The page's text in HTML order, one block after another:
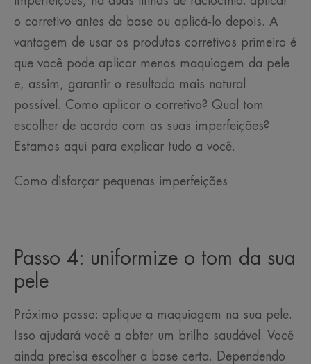
o corretivo antes da base ou aplicá-lo depois. A
vantagem de usar os produtos corretivos primeiro é
que você pode aplicar menos maquiagem da pele
e, assim, garantir o resultado mais natural
possível. Como aplicar o corretivo? Qual tom
escolher de acordo com as suas imperfeições?
Estamos aqui para explicar tudo a você.
Como disfarçar pequenas imperfeições
Passo 4: uniformize o tom da sua
pele
Próximo passo: aplique a maquiagem na sua pele.
Isso ajudará você a obter um brilho saudável. Você
ainda precisa escolher a base certa. Dependendo